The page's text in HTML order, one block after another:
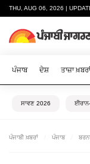
THU, AUG 06, 2026 |
ਪੰਜਾਬ ਦੇਸ਼ ਤਾਜ਼ਾ ਖ਼ਬਰਾਂ
ਸਾਵਣ 2026
ਪੰਜਾਬੀ ਖ਼ਬਰਾਂ ਪੰਜਾਬ